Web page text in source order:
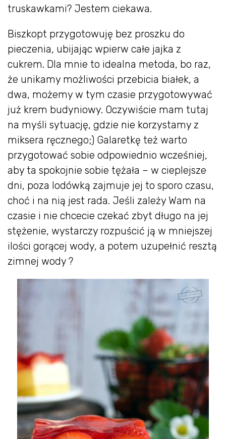
truskawkami? Jestem ciekawa.
Biszkopt przygotowuję bez proszku do
pieczenia, ubijając wpierw całe jajka z
cukrem. Dla mnie to idealna metoda, bo raz,
że unikamy możliwości przebicia białek, a
dwa, możemy w tym czasie przygotowywać
już krem budyniowy. Oczywiście mam tutaj
na myśli sytuację, gdzie nie korzystamy z
miksera ręcznego;) Galaretkę też warto
przygotować sobie odpowiednio wcześniej,
aby ta spokojnie sobie tężała – w cieplejsze
dni, poza lodówką zajmuje jej to sporo czasu,
choć i na nią jest rada. Jeśli zależy Wam na
czasie i nie chcecie czekać zbyt długo na jej
stężenie, wystarczy rozpuścić ją w mniejszej
ilości gorącej wody, a potem uzupełnić resztą
zimnej wody ?